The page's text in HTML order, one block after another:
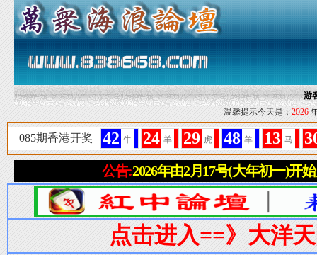
游
温馨提示今天是： 2026